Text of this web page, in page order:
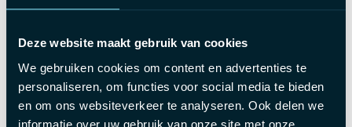
Deze website maakt gebruik van cookies
We gebruiken cookies om content en advertenties te
personaliseren, om functies voor social media te bieden
en om ons websiteverkeer te analyseren. Ook delen we
informatie over uw gebruik van onze site met onze
lopen? Dan heb je een streepje voor!
Wat bieden wij jou?
Een aantrekkelijk bruto salaris: €3.000 - €4.500